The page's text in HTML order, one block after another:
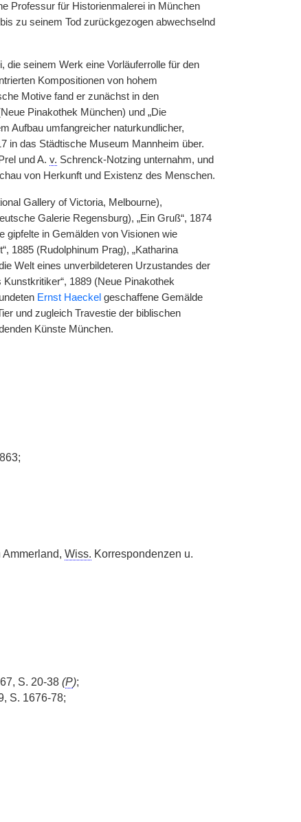
Professur für Historienmalerei in München
zu seinem Tod zurückgezogen abwechselnd
die seinem Werk eine Vorläuferrolle für den
Kompositionen von hohem
Motive fand er zunächst in den
Pinakothek München) und „Die
Aufbau umfangreicher naturkundlicher,
in das Städtische Museum Mannheim über.
und A. v. Schrenck-Notzing unternahm, und
von Herkunft und Existenz des Menschen.
Gallery of Victoria, Melbourne),
Galerie Regensburg), „Ein Gruß“, 1874
gipfelte in Gemälden von Visionen wie
1885 (Rudolphinum Prag), „Katharina
Welt eines unverbildeteren Urzustandes der
1889 (Neue Pinakothek
Ernst Haeckel geschaffene Gemälde
und zugleich Travestie der biblischen
Künste München.
Ammerland, Wiss. Korrespondenzen u.
S. 20-38 (P);
S. 1676-78;